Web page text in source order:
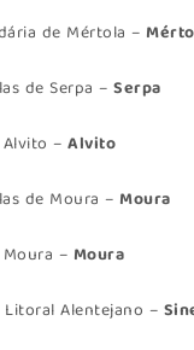
de Mértola –
de Serpa –Serpa
Alvito –Alvito
de Moura – Moura
– Moura
Alentejano –